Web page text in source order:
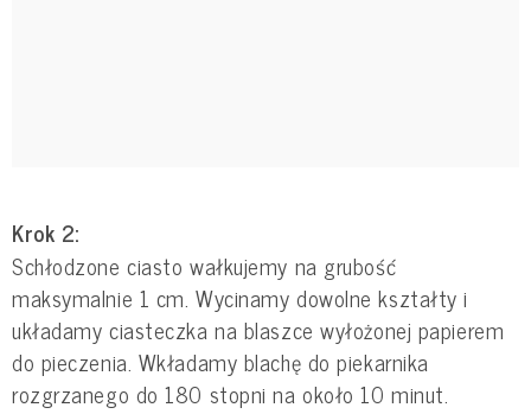
Krok 2:
Schłodzone ciasto wałkujemy na grubość
maksymalnie 1 cm. Wycinamy dowolne kształty i
układamy ciasteczka na blaszce wyłożonej papierem
do pieczenia. Wkładamy blachę do piekarnika
rozgrzanego do 180 stopni na około 10 minut.